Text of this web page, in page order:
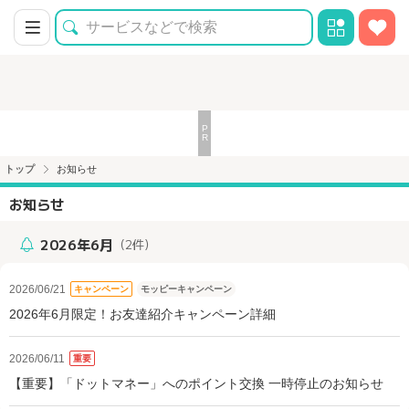
トップ お知らせ
お知らせ
2026年6月 （2件）
2026/06/21 キャンペーン モッピーキャンペーン
2026年6月限定！お友達紹介キャンペーン詳細
2026/06/11 重要
【重要】「ドットマネー」へのポイント交換 一時停止のお知らせ